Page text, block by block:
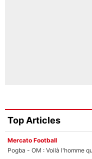
Top Articles
Mercato Football
Pogba - OM : Voilà l'homme